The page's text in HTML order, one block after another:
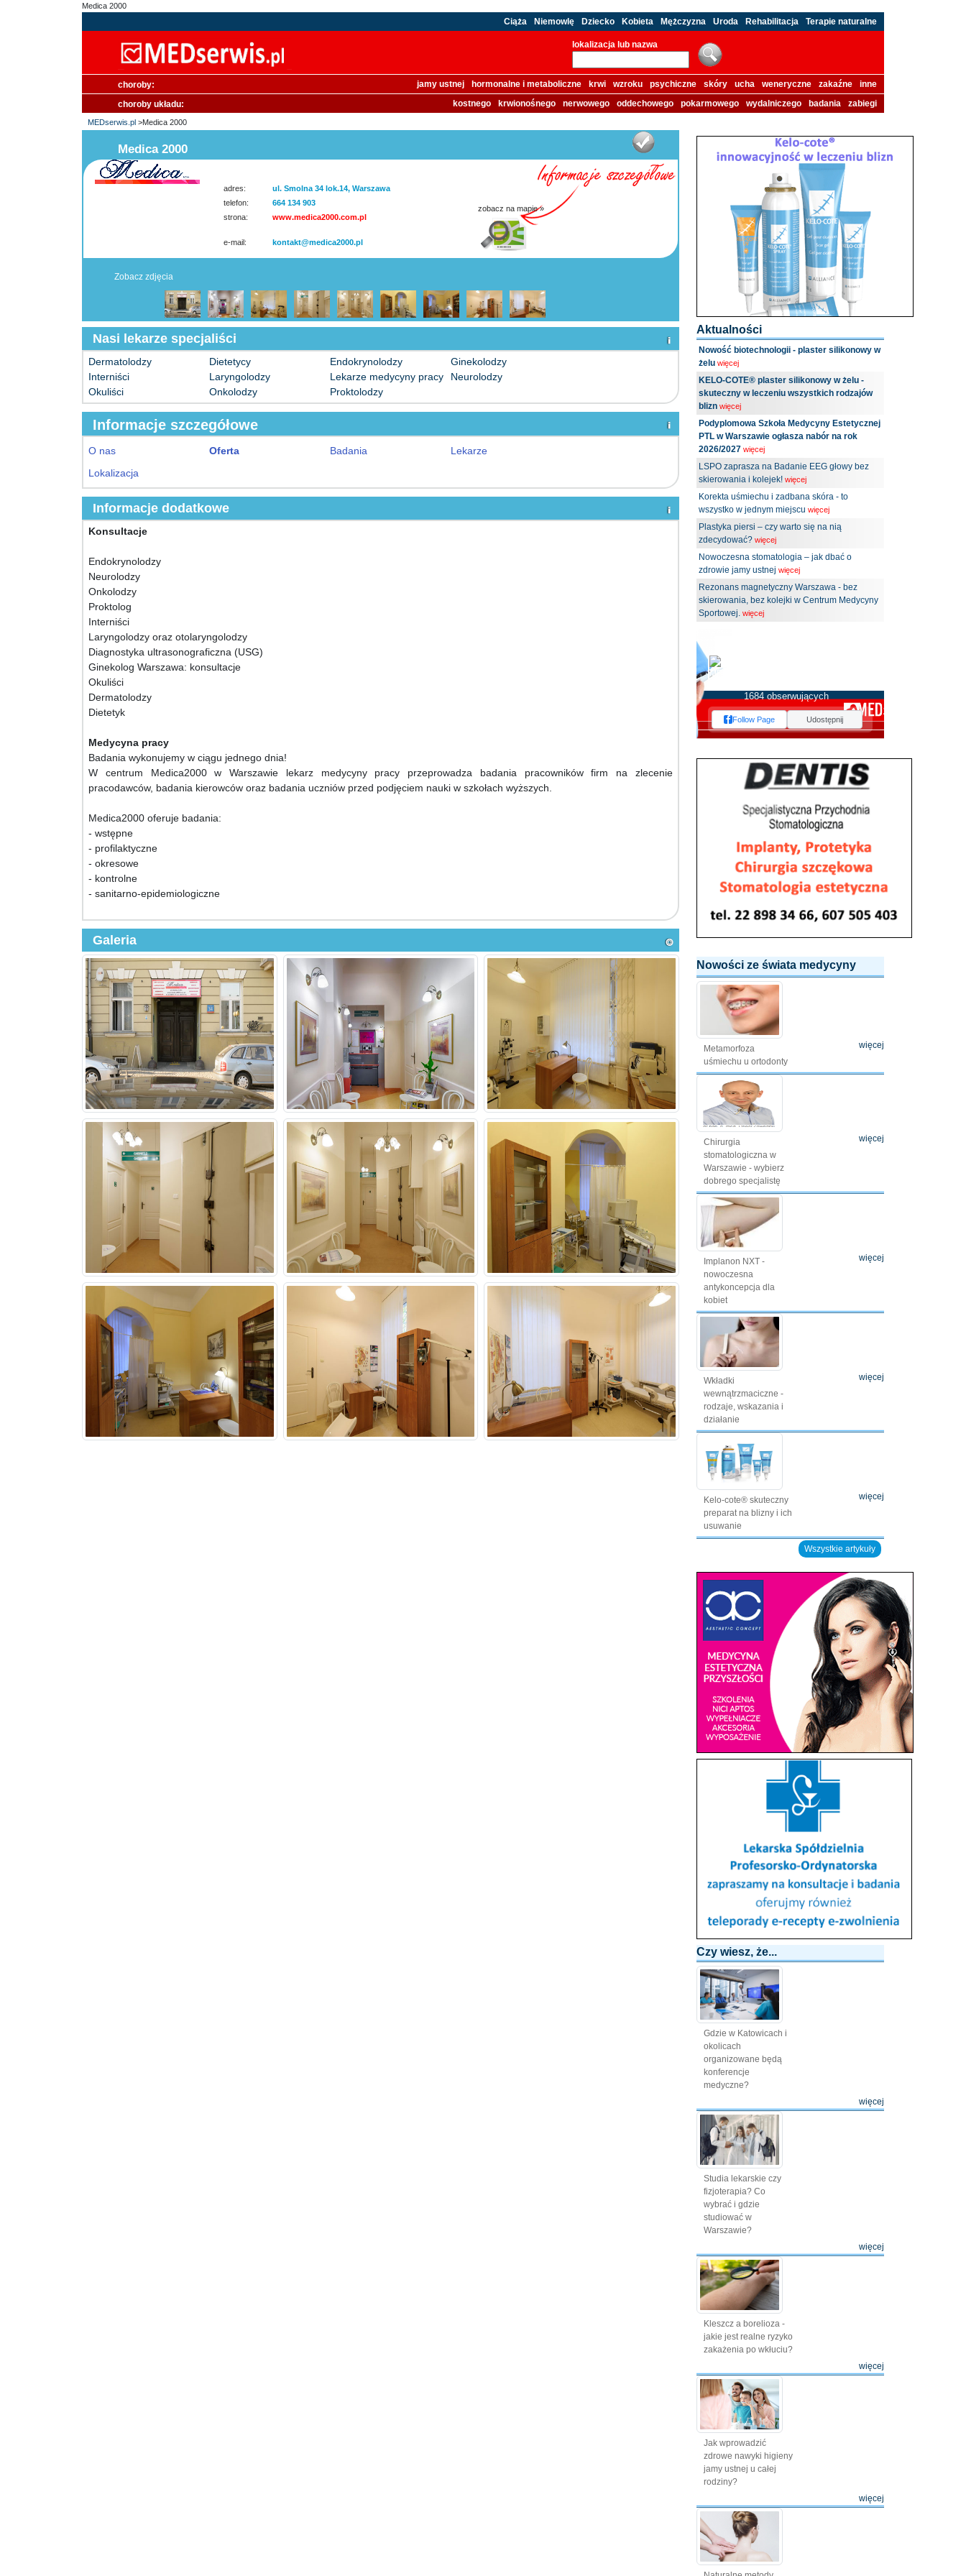
Medica 2000
Ciąża Niemowlę Dziecko Kobieta Mężczyzna Uroda Rehabilitacja Terapie naturalne
lokalizacja lub nazwa
choroby: jamy ustnej hormonalne i metaboliczne krwi wzroku psychiczne skóry ucha weneryczne zakaźne
inne
choroby układu:
kostnego krwionośnego nerwowego oddechowego pokarmowego wydalniczego badania zabiegi
MEDserwis.pl >Medica 2000
Medica 2000
adres:
ul. Smolna 34 lok.14, Warszawa
telefon:
664 134 903
strona:
www.medica2000.com.pl
e-mail: kontakt@medica2000.pl
zobacz na mapie »
Zobacz zdjęcia
Nasi lekarze specjaliści
Dermatolodzy Dietetycy Endokrynolodzy
Ginekolodzy
Interniści
Laryngolodzy Lekarze medycyny pracy
Neurolodzy
Okuliści
Onkolodzy Proktolodzy
Informacje szczegółowe
O nas Oferta Badania
Lekarze
Lokalizacja
Informacje dodatkowe
Konsultacje
Endokrynolodzy
Neurolodzy
Onkolodzy
Proktolog
Interniści
Laryngolodzy oraz otolaryngolodzy
Diagnostyka ultrasonograficzna (USG)
Ginekolog Warszawa: konsultacje
Okuliści
Dermatolodzy
Dietetyk
Medycyna pracy
Badania wykonujemy w ciągu jednego dnia!
W centrum Medica2000 w Warszawie lekarz medycyny pracy przeprowadza badania pracowników firm na zlecenie
pracodawców, badania kierowców oraz badania uczniów przed podjęciem nauki w szkołach wyższych.
Medica2000 oferuje badania:
- wstępne
- profilaktyczne
- okresowe
- kontrolne
- sanitarno-epidemiologiczne
Galeria
Aktualności
Nowość biotechnologii - plaster silikonowy w
żelu więcej
KELO-COTE® plaster silikonowy w żelu -
skuteczny w leczeniu wszystkich rodzajów
blizn więcej
Podyplomowa Szkoła Medycyny Estetycznej
PTL w Warszawie ogłasza nabór na rok
2026/2027 więcej
LSPO zaprasza na Badanie EEG głowy bez
skierowania i kolejek! więcej
Korekta uśmiechu i zadbana skóra - to
wszystko w jednym miejscu więcej
Plastyka piersi – czy warto się na nią
zdecydować? więcej
Nowoczesna stomatologia – jak dbać o
zdrowie jamy ustnej więcej
Rezonans magnetyczny Warszawa - bez
skierowania, bez kolejki w Centrum Medycyny
Sportowej. więcej
1684 obserwujących
Follow Page Udostępnij
Nowości ze świata medycyny
Metamorfoza
uśmiechu u ortodonty
więcej
Chirurgia
stomatologiczna w
Warszawie - wybierz
dobrego specjalistę
więcej
Implanon NXT -
nowoczesna
antykoncepcja dla
kobiet
więcej
Wkładki
wewnątrzmaciczne -
rodzaje, wskazania i
działanie
więcej
Kelo-cote® skuteczny
preparat na blizny i ich
usuwanie
więcej
Wszystkie artykuły
Czy wiesz, że...
Gdzie w Katowicach i
okolicach
organizowane będą
konferencje
medyczne?
więcej
Studia lekarskie czy
fizjoterapia? Co
wybrać i gdzie
studiować w
Warszawie?
więcej
Kleszcz a borelioza -
jakie jest realne ryzyko
zakażenia po wkłuciu?
więcej
Jak wprowadzić
zdrowe nawyki higieny
jamy ustnej u całej
rodziny?
więcej